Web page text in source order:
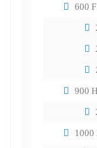
600
900
1000